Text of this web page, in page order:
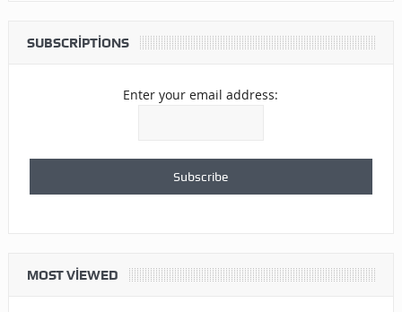
SUBSCRIPTIONS
Enter your email address:
MOST VIEWED